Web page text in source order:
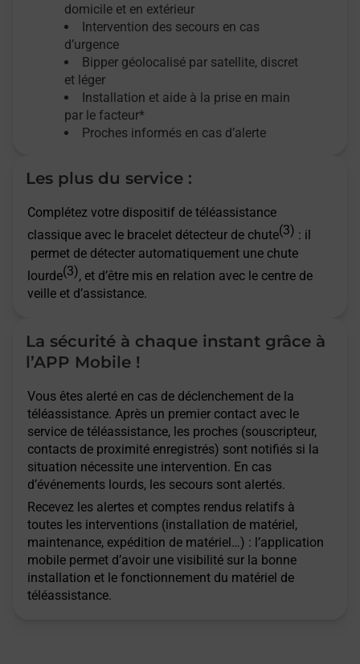
domicile et en extérieur
Intervention des secours en cas
d’urgence
Bipper géolocalisé par satellite, discret
et léger
Installation et aide à la prise en main
par le facteur*
Proches informés en cas d’alerte
Les plus du service :
Complétez votre dispositif de téléassistance
classique avec le bracelet détecteur de chute(3) : il
permet de détecter automatiquement une chute
lourde(3), et d’être mis en relation avec le centre de
veille et d’assistance.
La sécurité à chaque instant grâce à
l’APP Mobile !
Vous êtes alerté en cas de déclenchement de la
téléassistance. Après un premier contact avec le
service de téléassistance, les proches (souscripteur,
contacts de proximité enregistrés) sont notifiés si la
situation nécessite une intervention. En cas
d’événements lourds, les secours sont alertés.
Recevez les alertes et comptes rendus relatifs à
toutes les interventions (installation de matériel,
maintenance, expédition de matériel…) : l’application
mobile permet d’avoir une visibilité sur la bonne
installation et le fonctionnement du matériel de
téléassistance.